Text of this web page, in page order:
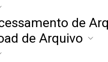
de
de Arquivo